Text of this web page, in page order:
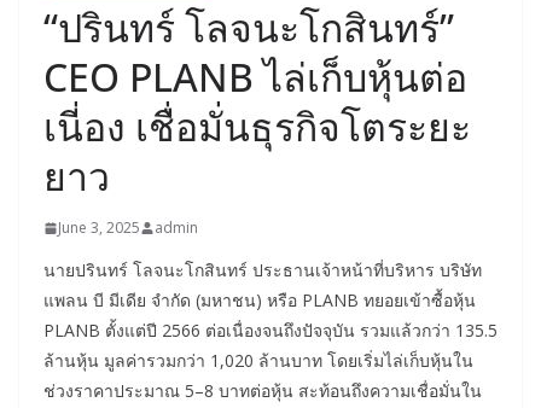
“ปรินทร์ โลจนะโกสินทร์”
CEO PLANB ไล่เก็บหุ้นต่อ
เนี่อง เชื่อมั่นธุรกิจโตระยะ
ยาว
June 3, 2025 admin
นายปรินทร์ โลจนะโกสินทร์ ประธานเจ้าหน้าที่บริหาร บริษัท
แพลน บี มีเดีย จำกัด (มหาชน) หรือ PLANB ทยอยเข้าซื้อหุ้น
PLANB ตั้งแต่ปี 2566 ต่อเนื่องจนถึงปัจจุบัน รวมแล้วกว่า 135.5
ล้านหุ้น มูลค่ารวมกว่า 1,020 ล้านบาท โดยเริ่มไล่เก็บหุ้นใน
ช่วงราคาประมาณ 5–8 บาทต่อหุ้น สะท้อนถึงความเชื่อมั่นใน